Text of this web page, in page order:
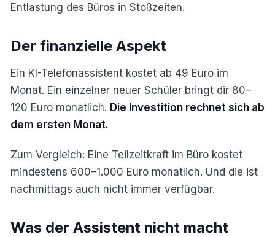
Entlastung des Büros in Stoßzeiten.
Der finanzielle Aspekt
Ein KI-Telefonassistent kostet ab 49 Euro im
Monat. Ein einzelner neuer Schüler bringt dir 80–
120 Euro monatlich. Die Investition rechnet sich ab
dem ersten Monat.
Zum Vergleich: Eine Teilzeitkraft im Büro kostet
mindestens 600–1.000 Euro monatlich. Und die ist
nachmittags auch nicht immer verfügbar.
Was der Assistent nicht macht